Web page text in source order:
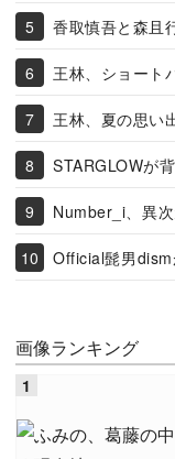
香取慎吾と森且
王林、ショート
王林、夏の思い
STARGLOWが
Number_i、異
Official髭男
画像ランキング